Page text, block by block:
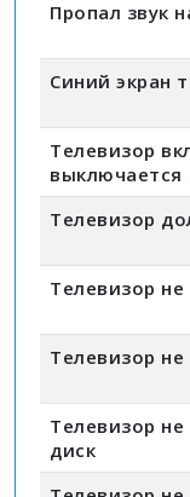
Пропал звук
Синий экран
Телевизор
выключается
Телевизор
Телевизор
Телевизор
Телевизор
диск